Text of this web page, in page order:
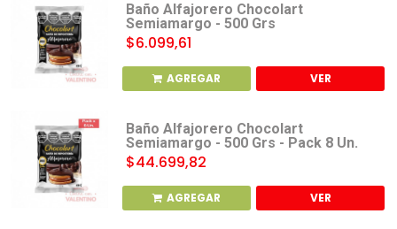
Baño Alfajorero Chocolart
Semiamargo - 500 Grs
$6.099,61
AGREGAR VER
Baño Alfajorero Chocolart
Semiamargo - 500 Grs - Pack 8 Un.
$44.699,82
AGREGAR VER